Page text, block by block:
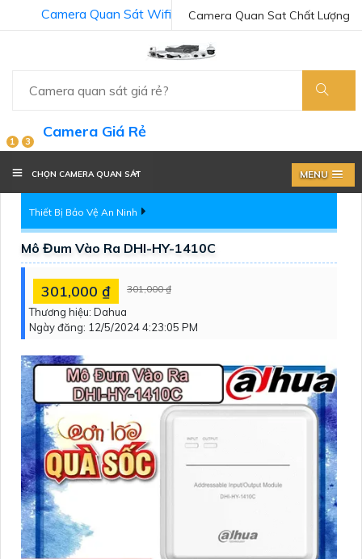
Camera Quan Sat Chất Lượng
Camera Quan Sát Wifi
1 3
Camera Giá Rẻ
CHỌN CAMERA QUAN SÁT MENU
Thiết Bị Bảo Vệ An Ninh
Mô Đum Vào Ra DHI-HY-1410C
301,000 ₫ 301,000 ₫
Thương hiệu: Dahua
Ngày đăng: 12/5/2024 4:23:05 PM